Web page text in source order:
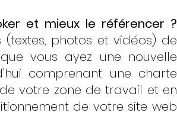
et mieux le référencer ?
(textes, photos et vidéos) de
vous ayez une nouvelle
comprenant une charte
votre zone de travail et en
de votre site web